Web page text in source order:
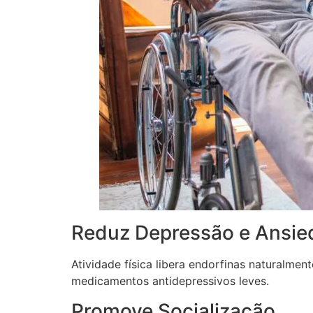
Reduz Depressão e
Atividade física libera endorfinas
medicamentos antidepressivos leves.